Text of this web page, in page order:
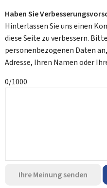
Haben Sie
Hinterlassen Sie uns einen
diese Seite zu verbessern.
personenbezogenen Daten
Adresse, Ihren Namen oder
0/1000
Ihre Meinung senden